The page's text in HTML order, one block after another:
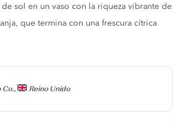
Co., Reino Unido
de sol en un vaso con la riqueza vibrante de
que termina con una frescura cítrica